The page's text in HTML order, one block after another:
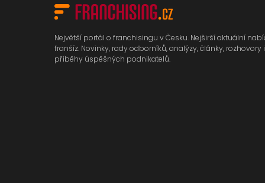
Největší portál o franchisingu v Česku. Nejširší aktuální
franšíz. Novinky, rady odborníků, analýzy, články, rozhovory i
příběhy úspěšných podnikatelů.